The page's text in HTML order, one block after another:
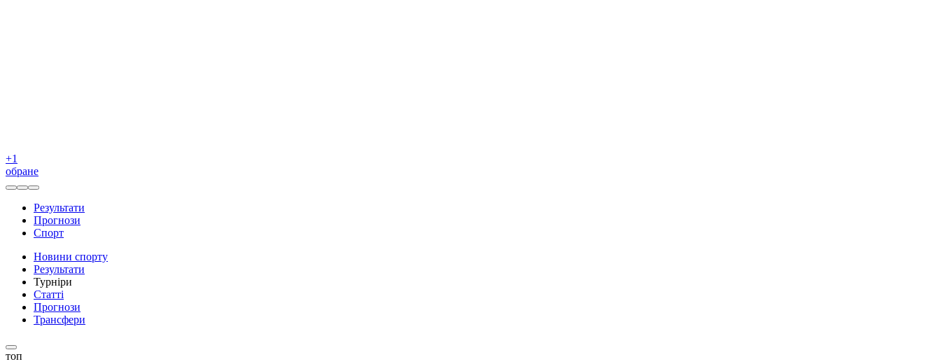
+1
обране
Результати
Прогнози
Спорт
Новини спорту
Результати
Турніри
Статті
Прогнози
Трансфери
топ